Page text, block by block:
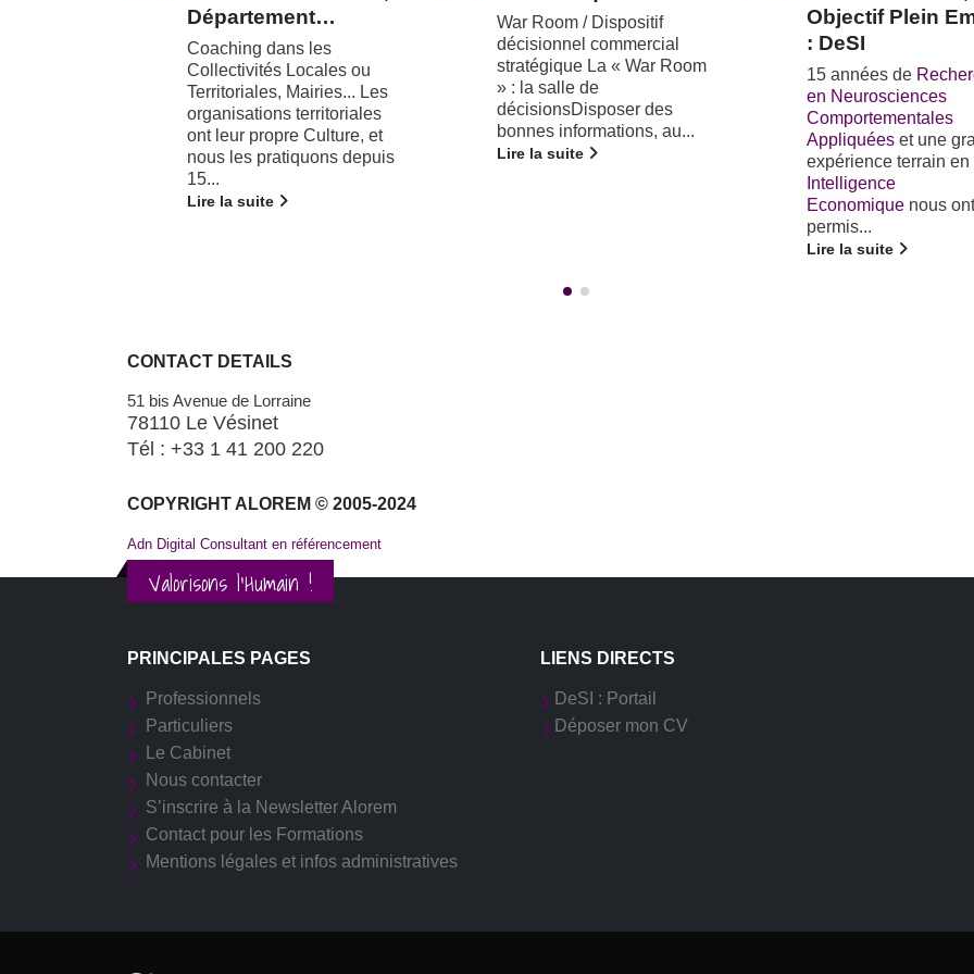
War Room / Dispositif
décisionnel commercial
stratégique La « War Room
» : la salle de
décisionsDisposer des
bonnes informations, au...
Lire la suite
Objectif Plein Emploi
: DeSI
15 années deRecherche
en Neurosciences
Comportementales
Appliquéeset une grande
expérience terrain en
Territoire
Rendre son Territoire
Attractif par la Gestion
Talents Notre
de Recherche en
neurosciences
comportementales
permis d'innover
Lire la suite
CONTACT DETAILS
51 bis Avenue de Lorraine
78110 Le Vésinet
Tél : +33 1 41 200 220
COPYRIGHT ALOREM © 2005-2024
Adn Digital Consultant en référencement
Valorisons l'Humain !
PRINCIPALES PAGES
Professionnels
Particuliers
Le Cabinet
Nous contacter
S’inscrire à la Newsletter Alorem
Contact pour les Formations
Mentions légales et infos administratives
LIENS DIRECTS
DeSI : Portail
Déposer mon CV